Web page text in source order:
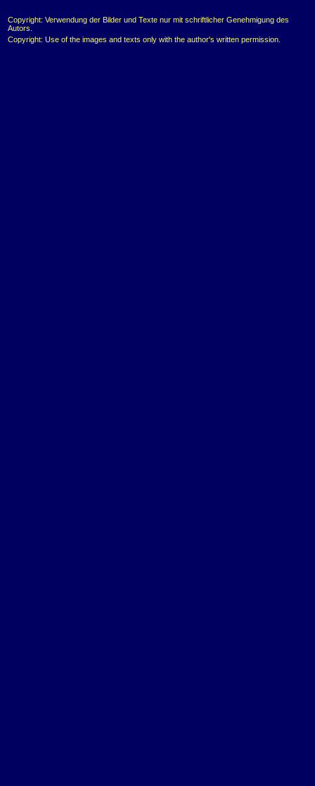
Copyright: Verwendung der Bilder und Texte nur mit schriftlicher Genehmigung des
Autors.
Copyright: Use of the images and texts only with the author's written permission.